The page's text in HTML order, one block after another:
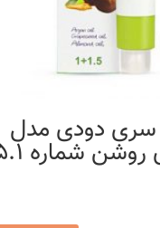
سری دودی مدل
شماره 5.1